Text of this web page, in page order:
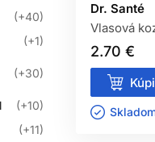
umytí nedrhnite
tepelnú ochranu na
výborným
+40
+1
+30
+10
+11
Dr. Santé
Vlasová
2.70 €
Skladom